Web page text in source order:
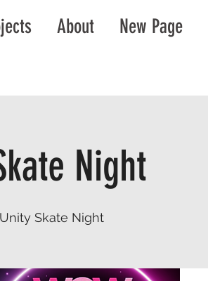
About New Page
Night
Skate Night